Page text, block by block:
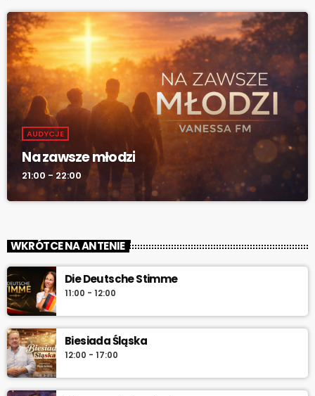
AUDYCJE
Na zawsze młodzi
21:00 - 22:00
WKRÓTCE NA ANTENIE
Die Deutsche Stimme
11:00 - 12:00
Biesiada Śląska
12:00 - 17:00